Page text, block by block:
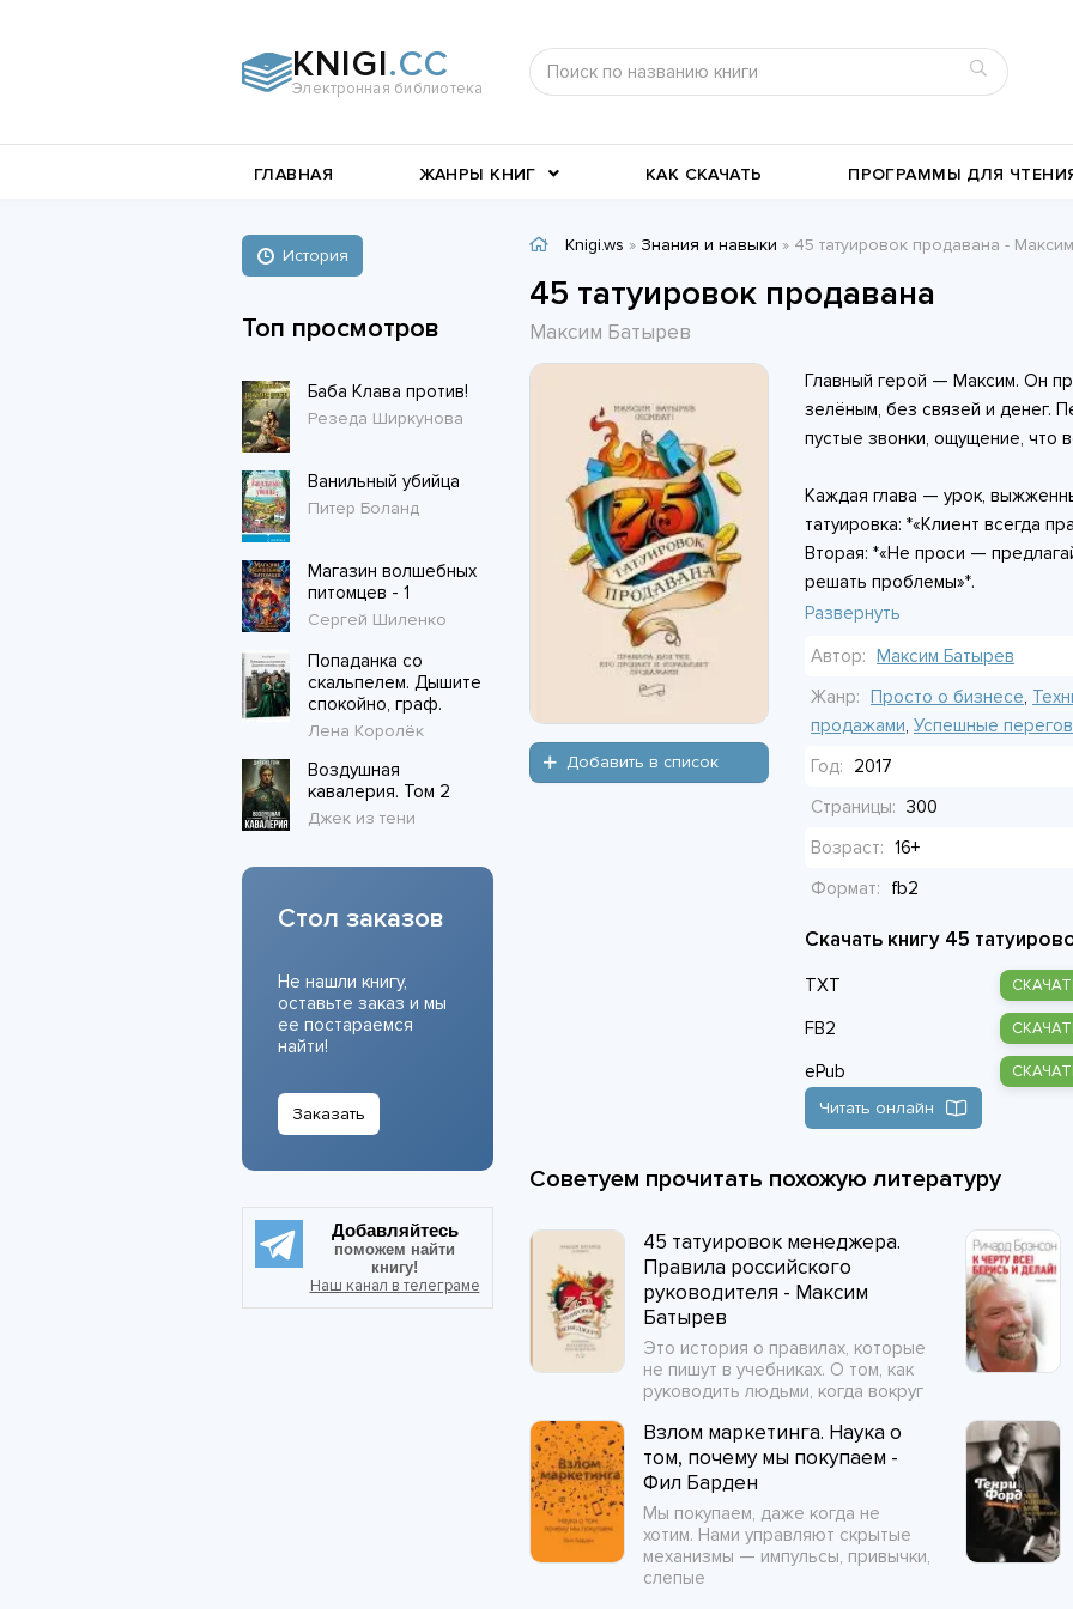
KNIGI.CC
Электронная библиотека
ГЛАВНАЯ ЖАНРЫ КНИГ
Книги о войне
Военное дело География, путевые заметки
Современные любовные
романы
романы
Короткие любовные романы История Классика жанра
КАК СКАЧАТЬ ПРОГРАММЫ ДЛЯ
Knigi.ws » Знания и навыки » 45 татуировок продавана -
45 татуировок продавана
Максим Батырев
Добавить в список
Главный герой — Максим. Он
зелёным, без связей и денег.
пустые звонки, ощущение, что
Каждая глава — урок,
татуировка: *«Клиент всегда
Вторая: *«Не проси —
решать проблемы»*.
Встречает наставников,
Постепенно цифры в отчётах
сомнения, предательства
остаёшься тем же парнем у
правила игры. И эти правила —
Развернуть
Автор: Максим Батырев
Жанр: Просто о бизнесе,
продажами, Успешные
Год:
2017
Страницы: 300
Возраст: 16+
Формат:
fb2
Скачать книгу 45
TXT
FB2
ePub
Читать онлайн
Советуем прочитать похожую литературу
45 татуировок менеджера.
Правила российского
руководителя - Максим
Батырев
Это история о правилах, которые
не пишут в учебниках. О том, как
руководить людьми, когда вокруг
Взлом маркетинга. Наука о
том, почему мы покупаем -
Фил Барден
Мы покупаем, даже когда не
хотим. Нами управляют скрытые
механизмы — импульсы, привычки,
слепые
История
Топ просмотров
Баба Клава против!
Резеда Ширкунова
Ванильный убийца
Питер Боланд
Магазин волшебных
питомцев - 1
Сергей Шиленко
Попаданка со
скальпелем. Дышите
спокойно, граф.
Лена Королёк
Воздушная
кавалерия. Том 2
Джек из тени
Стол заказов
Не нашли книгу,
оставьте заказ и мы
ее постараемся
найти!
Заказать
Добавляйтесь
поможем найти
книгу!
Наш канал в телеграме
Документальная